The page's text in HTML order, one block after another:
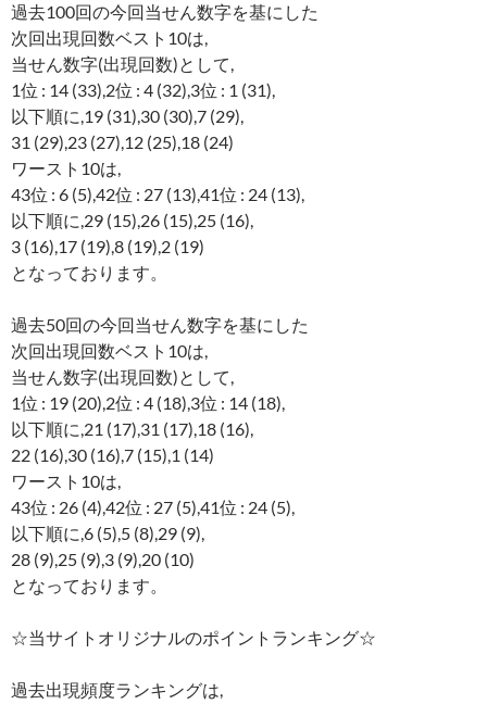
過去100回の今回当せん数字を基にした
次回出現回数ベスト10は,
当せん数字(出現回数)として,
1位 : 14 (33),2位 : 4 (32),3位 : 1 (31),
以下順に,19 (31),30 (30),7 (29),
31 (29),23 (27),12 (25),18 (24)
ワースト10は,
43位 : 6 (5),42位 : 27 (13),41位 : 24 (13),
以下順に,29 (15),26 (15),25 (16),
3 (16),17 (19),8 (19),2 (19)
となっております。
過去50回の今回当せん数字を基にした
次回出現回数ベスト10は,
当せん数字(出現回数)として,
1位 : 19 (20),2位 : 4 (18),3位 : 14 (18),
以下順に,21 (17),31 (17),18 (16),
22 (16),30 (16),7 (15),1 (14)
ワースト10は,
43位 : 26 (4),42位 : 27 (5),41位 : 24 (5),
以下順に,6 (5),5 (8),29 (9),
28 (9),25 (9),3 (9),20 (10)
となっております。
☆当サイトオリジナルのポイントランキング☆
過去出現頻度ランキングは,